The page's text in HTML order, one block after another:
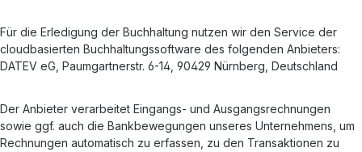
Für die Erledigung der Buchhaltung nutzen wir den Service der
cloudbasierten Buchhaltungssoftware des folgenden Anbieters:
DATEV eG, Paumgartnerstr. 6-14, 90429 Nürnberg, Deutschland
Der Anbieter verarbeitet Eingangs- und Ausgangsrechnungen
sowie ggf. auch die Bankbewegungen unseres Unternehmens, um
Rechnungen automatisch zu erfassen, zu den Transaktionen zu